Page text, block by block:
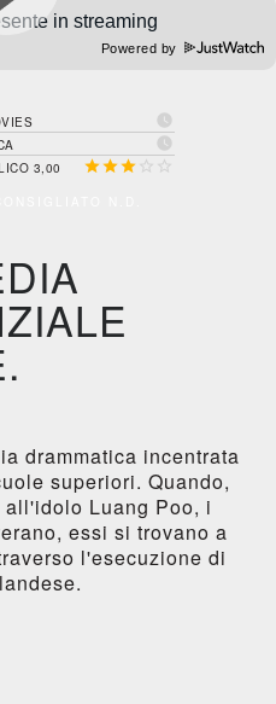
Powered by


3,00   
drammatica incentrata
superiori. Quando,
Luang Poo, i
essi si trovano a
l'esecuzione di